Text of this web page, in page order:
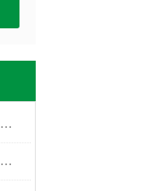
常熟市高新区中专能耗监测系统的应用
安科瑞微电网保护及安全自动装置在北京高碑店